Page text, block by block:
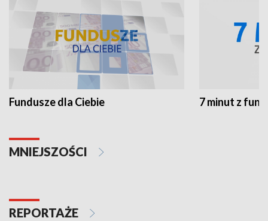
Fundusze dla Ciebie 7 minut z
MNIEJSZOŚCI
REPORTAŻE